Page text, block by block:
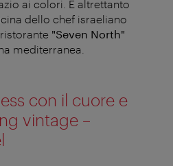
ai colori. È altrettanto
dello chef israeliano
"Seven North"
mediterranea.
con il cuore e
vintage –